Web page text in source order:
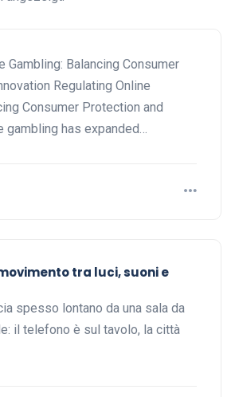
Gambling: Balancing Consumer
Regulating Online
Consumer Protection and
gambling has expanded…
tra luci, suoni e
spesso lontano da una sala da
il telefono è sul tavolo, la città